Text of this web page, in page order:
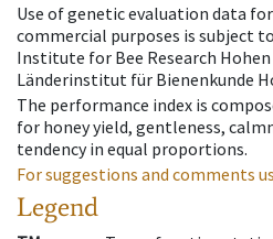
Use of genetic evaluation data
commercial purposes is subject
Institute for Bee Research
Länderinstitut für Bienenkunde
The performance index is
for honey yield, gentleness,
tendency in equal proportions.
For suggestions and comments
Legend